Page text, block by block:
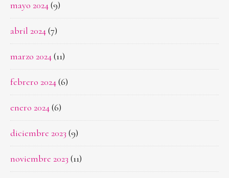
mayo 2024(9)
abril 2024(7)
marzo 2024(11)
febrero 2024(6)
enero 2024(6)
diciembre 2023 (9)
noviembre 2023 (11)